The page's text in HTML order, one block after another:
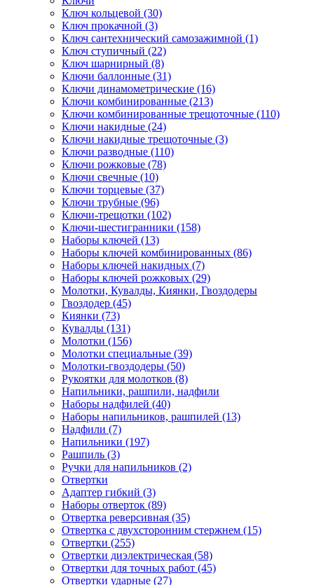
Ключ кольцевой (30)
Ключ прокачной (3)
Ключ сантехнический самозажимной (1)
Ключ ступичный (22)
Ключ шарнирный (8)
Ключи баллонные (31)
Ключи динамометрические (16)
Ключи комбинированные (213)
Ключи комбинированные трещоточные (110)
Ключи накидные (24)
Ключи накидные трещоточные (3)
Ключи разводные (110)
Ключи рожковые (78)
Ключи свечные (10)
Ключи торцевые (37)
Ключи трубные (96)
Ключи-трещотки (102)
Ключи-шестигранники (158)
Наборы ключей (13)
Наборы ключей комбинированных (86)
Наборы ключей накидных (7)
Наборы ключей рожковых (29)
Молотки, Кувалды, Киянки, Гвоздодеры
Гвоздодер (45)
Киянки (73)
Кувалды (131)
Молотки (156)
Молотки специальные (39)
Молотки-гвоздодеры (50)
Рукоятки для молотков (8)
Напильники, рашпили, надфили
Наборы надфилей (40)
Наборы напильников, рашпилей (13)
Надфили (7)
Напильники (197)
Рашпиль (3)
Ручки для напильников (2)
Отвертки
Адаптер гибкий (3)
Наборы отверток (89)
Отвертка реверсивная (35)
Отвертка с двухсторонним стержнем (15)
Отвертки (255)
Отвертки диэлектрическая (58)
Отвертки для точных работ (45)
Отвертки ударные (27)